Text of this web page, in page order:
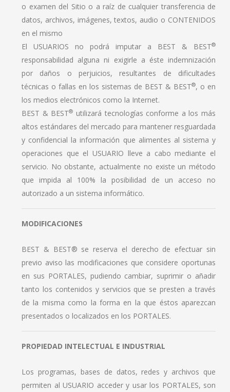
o examen del Sitio o a raíz de cualquier transferencia de
datos, archivos, imágenes, textos, audio o CONTENIDOS
en el mismo
El USUARIOS no podrá imputar a BEST & BEST®
responsabilidad alguna ni exigirle a éste indemnización
por daños o perjuicios, resultantes de dificultades
técnicas o fallas en los sistemas de BEST & BEST®, o en
los medios electrónicos como la Internet.
BEST & BEST® utilizará tecnologías conforme a los más
altos estándares del mercado para mantener resguardada
y confidencial la información que alimentes al sistema y
operaciones que el USUARIO lleve a cabo mediante el
servicio. No obstante, actualmente no existe un método
que impida al 100% la posibilidad de un acceso no
autorizado a un sistema informático.
MODIFICACIONES
BEST & BEST® se reserva el derecho de efectuar sin
previo aviso las modificaciones que considere oportunas
en sus PORTALES, pudiendo cambiar, suprimir o añadir
tanto los contenidos y servicios que se presten a través
de la misma como la forma en la que éstos aparezcan
presentados o localizados en los PORTALES.
PROPIEDAD INTELECTUAL E INDUSTRIAL
Los programas, bases de datos, redes y archivos que
permiten al USUARIO acceder y usar los PORTALES, son